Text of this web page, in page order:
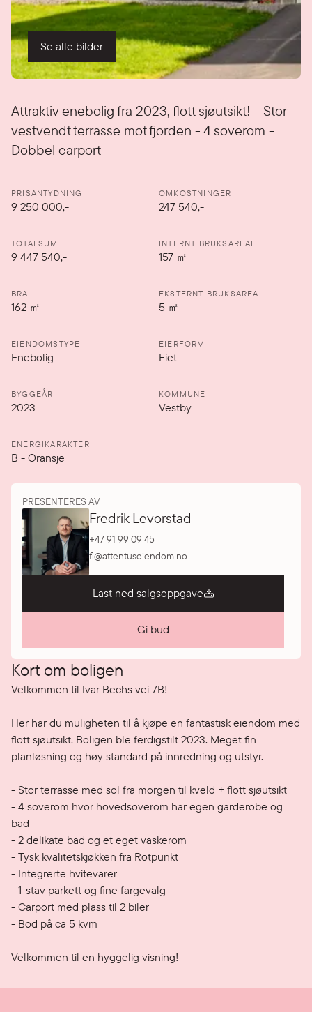
Se alle bilder
Attraktiv enebolig fra 2023, flott sjøutsikt! - Stor
vestvendt terrasse mot fjorden - 4 soverom -
Dobbel carport
Detaljer
PRISANTYDNING
9 250 000,-
OMKOSTNINGER
247 540,-
TOTALSUM
9 447 540,-
INTERNT BRUKSAREAL
157 ㎡
BRA
162 ㎡
EKSTERNT BRUKSAREAL
5 ㎡
EIENDOMSTYPE
Enebolig
EIERFORM
Eiet
BYGGEÅR
2023
KOMMUNE
Vestby
ENERGIKARAKTER
B -Oransje
PRESENTERES AV
Fredrik Levorstad
+47 91 99 09 45
fl@attentuseiendom.no
Last ned salgsoppgave
Gi bud
Kort om boligen
Velkommen til Ivar Bechs vei 7B!
Her har du muligheten til å kjøpe en fantastisk eiendom med
flott sjøutsikt. Boligen ble ferdigstilt 2023. Meget fin
planløsning og høy standard på innredning og utstyr.
- Stor terrasse med sol fra morgen til kveld + flott sjøutsikt
- 4 soverom hvor hovedsoverom har egen garderobe og
bad
- 2 delikate bad og et eget vaskerom
- Tysk kvalitetskjøkken fra Rotpunkt
- Integrerte hvitevarer
- 1-stav parkett og fine fargevalg
- Carport med plass til 2 biler
- Bod på ca 5 kvm
Velkommen til en hyggelig visning!